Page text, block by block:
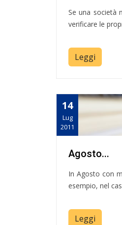
Se una società
verificare le
Leggi
14
Lug
2011
Agosto...
In Agosto con
esempio, nel
Leggi